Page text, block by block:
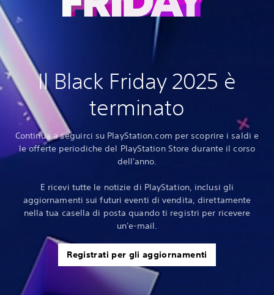
Il Black Friday 2025 è
terminato
Continua a seguirci su PlayStation.com per scoprire i saldi e
le offerte periodiche del PlayStation Store durante il corso
dell'anno.
E ricevi tutte le notizie di PlayStation, inclusi gli
aggiornamenti sui futuri eventi di vendita, direttamente
nella tua casella di posta quando ti registri per ricevere
un'e-mail.
Registrati per gli aggiornamenti